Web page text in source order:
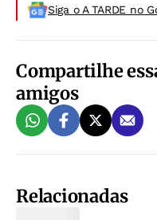
Siga o A TARDE no
Compartilhe
amigos
Relacionadas